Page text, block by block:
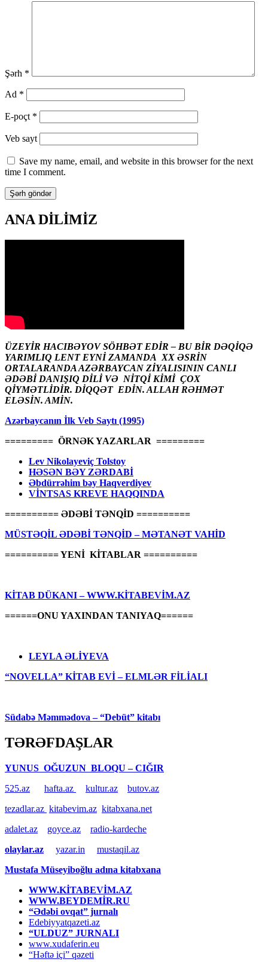
Şərh *
Ad *
E-poçt *
Veb sayt
Save my name, email, and website in this browser for the next
time I comment.
ANA DİLİMİZ
ÜZEYİR HACIBƏYOV SÖHBƏT EDİR – BU BİR DƏQİQƏ
YARIMLIQ LENT EYNİ ZAMANDA XX ƏSRİN
ORTALARANDA AZƏRBAYCAN ZİYALISININ CANLI
ƏDƏBİ DANIŞIQ DİLİ VƏ NİTQİ KİMİ ÇOX
QİYMƏTLİDİR. DİQQƏT EDİN. ALLAH RƏHMƏT
ELƏSİN. AMİN.
Azərbaycanın İlk Veb Saytı (1995)
========= ÖRNƏK YAZARLAR =========
Lev Nikolayeviç Tolstoy
HƏSƏN BƏY ZƏRDABİ
Əbdürrəhim bəy Haqverdiyev
VİNTSAS KREVE HAQQINDA
========== ƏDƏBİ TƏNQİD ==========
MÜSTƏQİL ƏDƏBİ TƏNQİD – MƏTANƏT VAHİD
========== YENİ KİTABLAR ==========
KİTAB DÜKANI – WWW.KİTABEVİM.AZ
======ONU YAXINDAN TANIYAQ======
LEYLA ƏLİYEVA
“NOVELLA” KİTAB EVİ – ELMLƏR FİLİALI
Südabə Məmmədova – “Debüt” kitabı
TƏRƏFDAŞLAR
YUNUS OĞUZUN BLOQU – CIĞIR
525.az
hafta.az kultur.az
butov.az
tezadlar.az kitabevim.az kitabxana.net
adalet.az
goyce.az
radio-kardeche
olaylar.az
yazar.in
mustaqil.az
Mustafa Müseyiboğlu adına kitabxana
WWW.KİTABEVİM.AZ
WWW.BEYDEMİR.RU
“Ədəbi ovqat” jurnalı
Edebiyyatqazeti.az
“ULDUZ” JURNALI
www.xudaferin.eu
“Həftə içi” qəzeti